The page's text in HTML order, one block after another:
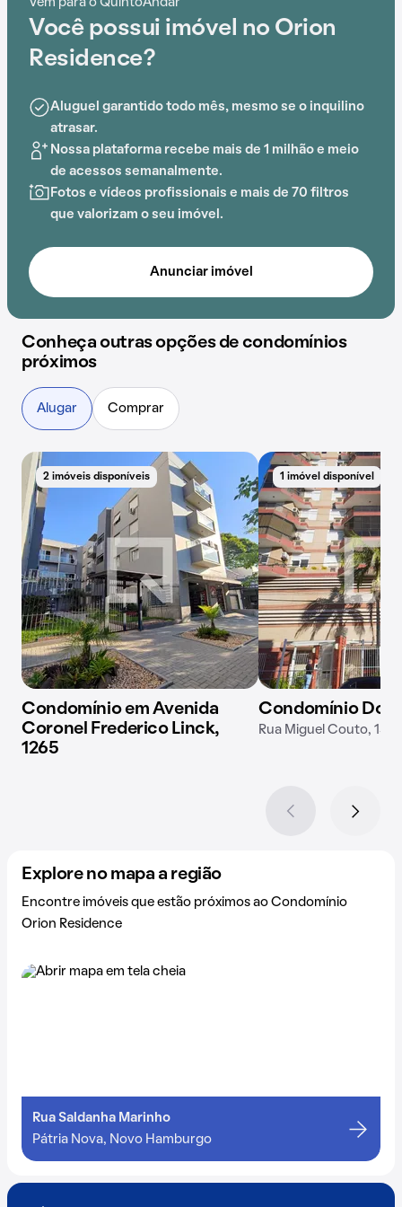
Entre as comodidades oferecidas pela região,
podemos encontrar Bourbon Shopping, Escola de
Idiomas Language Company School, Rio Krauel,
Esthetic School que facilitam o dia a dia.
Os moradores contam com um espaço que reúne
segurança e conforto. Dentro do Condomínio Orion
Residence, é possível aproveitar elevador e lavanderia
no prédio, o cenário perfeito para quem deseja morar
Vem para o QuintoAndar
Você possui imóvel no Orion
Residence?
Aluguel garantido todo mês, mesmo se o inquilino
atrasar.
Nossa plataforma recebe mais de 1 milhão e meio
de acessos semanalmente.
Fotos e vídeos profissionais e mais de 70 filtros
que valorizam o seu imóvel.
Anunciar imóvel
Conheça outras opções de condomínios
próximos
Alugar Comprar
2 imóveis disponíveis
Condomínio em Avenida
Coronel Frederico Linck,
1265
1 imóvel disponível
Condomínio Don
Rua Miguel Couto, 153
Explore no mapa a região
Encontre imóveis que estão próximos ao Condomínio
Orion Residence
Rua Saldanha Marinho
Pátria Nova, Novo Hamburgo